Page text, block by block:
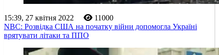
15:39, 27 квітня 2022
11000
NBC: Розвідка США на початку війни допомогла Україні
врятувати літаки та ППО